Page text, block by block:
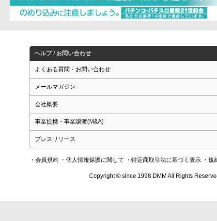
ヘルプ / お問い合わせ
よくある質問・お問い合わせ
メールマガジン
会社概要
事業提携・事業譲渡(M&A)
プレスリリース
・会員規約 ・個人情報保護に関して ・特定商取引法に基づく表示 ・規
Copyright © since 1998 DMM All Rights